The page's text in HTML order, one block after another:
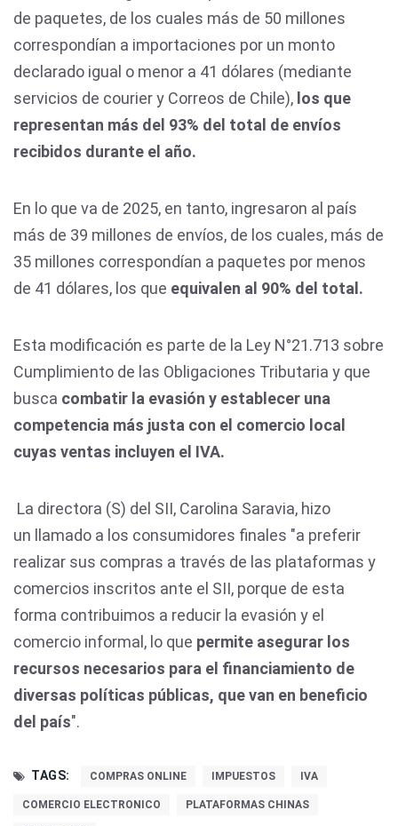
de paquetes, de los cuales más de 50 millones
correspondían a importaciones por un monto
declarado igual o menor a 41 dólares (mediante
servicios de courier y Correos de Chile), los que
representan más del 93% del total de envíos
recibidos durante el año.
En lo que va de 2025, en tanto, ingresaron al país
más de 39 millones de envíos, de los cuales, más de
35 millones correspondían a paquetes por menos
de 41 dólares, los que equivalen al 90% del total.
Esta modificación es parte de la Ley N°21.713 sobre
Cumplimiento de las Obligaciones Tributaria y que
busca combatir la evasión y establecer una
competencia más justa con el comercio local
cuyas ventas incluyen el IVA.
La directora (S) del SII, Carolina Saravia, hizo
un
llamado a los consumidores finales "a preferir
realizar sus compras a través de las plataformas y
comercios inscritos ante el SII, porque de esta
forma contribuimos a reducir la evasión y el
comercio informal, lo que permite asegurar los
recursos necesarios para el financiamiento de
diversas políticas públicas, que van en beneficio
del país".
TAGS: COMPRAS ONLINE IMPUESTOS IVA
COMERCIO ELECTRONICO PLATAFORMAS CHINAS